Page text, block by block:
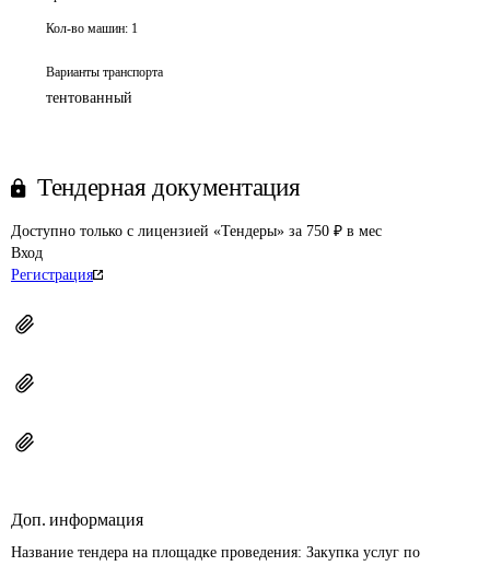
Кол-во машин: 1
Варианты транспорта
тентованный
Тендерная документация
Доступно только с лицензией «Тендеры» за 750 ₽ в мес
Вход
Регистрация
Доп. информация
Название тендера на площадке проведения: Закупка услуг по